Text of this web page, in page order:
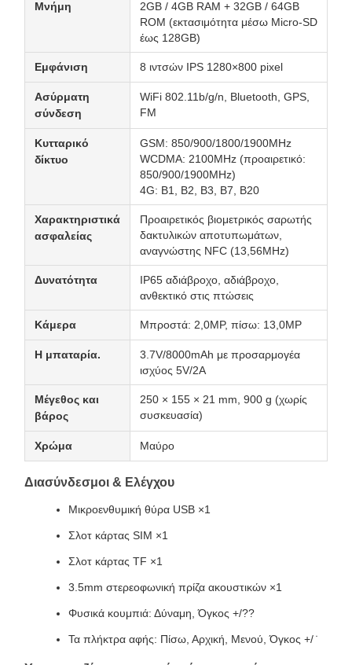
Μνήμη
2GB / 4GB RAM + 32GB / 64GB
ROM (εκτασιμότητα μέσω Micro-SD
έως 128GB)
Εμφάνιση 8 ιντσών IPS 1280×800 pixel
Ασύρματη
σύνδεση
WiFi 802.11b/g/n, Bluetooth, GPS,
FM
Κυτταρικό
δίκτυο
GSM: 850/900/1800/1900MHz
WCDMA: 2100MHz (προαιρετικό:
850/900/1900MHz)
4G: Β1, Β2, Β3, Β7, Β20
Χαρακτηριστικά
ασφαλείας
Προαιρετικός βιομετρικός σαρωτής
δακτυλικών αποτυπωμάτων,
αναγνώστης NFC (13,56MHz)
Δυνατότητα
IP65 αδιάβροχο, αδιάβροχο,
ανθεκτικό στις πτώσεις
Κάμερα Μπροστά: 2,0MP, πίσω: 13,0MP
Η μπαταρία.
3.7V/8000mAh με προσαρμογέα
ισχύος 5V/2A
Μέγεθος και
βάρος
250 × 155 × 21 mm, 900 g (χωρίς
συσκευασία)
Χρώμα Μαύρο
Διασύνδεσμοι & Ελέγχου
Μικροενθυμική θύρα USB ×1
Σλοτ κάρτας SIM ×1
Σλοτ κάρτας TF ×1
3.5mm στερεοφωνική πρίζα ακουστικών ×1
Φυσικά κουμπιά: Δύναμη, Όγκος +/??
Τα πλήκτρα αφής: Πίσω, Αρχική, Μενού, Όγκος +/ ̇